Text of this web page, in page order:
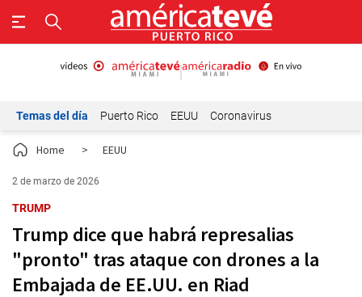
Temas del día Puerto Rico EEUU Coronavirus
Home > EEUU
2 de marzo de 2026
TRUMP
Trump dice que habrá represalias
"pronto" tras ataque con drones a la
Embajada de EE.UU. en Riad